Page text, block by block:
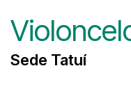
Sede Tatuí